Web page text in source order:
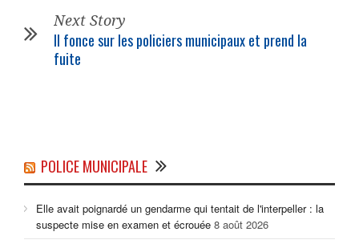
Next Story
Il fonce sur les policiers municipaux et prend la
fuite
POLICE MUNICIPALE
Elle avait poignardé un gendarme qui tentait de l'interpeller : la
suspecte mise en examen et écrouée 8 août 2026